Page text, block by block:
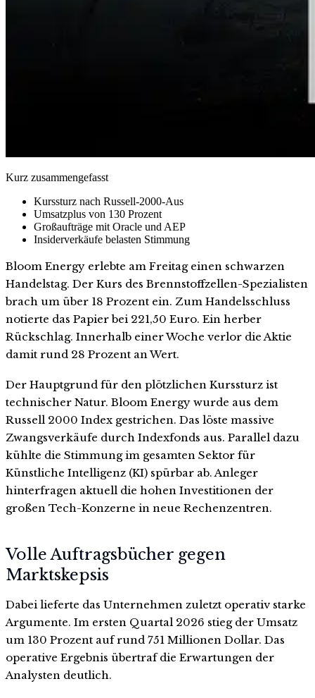
Kurz zusammengefasst
Kurssturz nach Russell-2000-Aus
Umsatzplus von 130 Prozent
Großaufträge mit Oracle und AEP
Insiderverkäufe belasten Stimmung
Bloom Energy erlebte am Freitag einen schwarzen
Handelstag. Der Kurs des Brennstoffzellen-Spezialisten
brach um über 18 Prozent ein. Zum Handelsschluss
notierte das Papier bei 221,50 Euro. Ein herber
Rückschlag. Innerhalb einer Woche verlor die Aktie
damit rund 28 Prozent an Wert.
Der Hauptgrund für den plötzlichen Kurssturz ist
technischer Natur. Bloom Energy wurde aus dem
Russell 2000 Index gestrichen. Das löste massive
Zwangsverkäufe durch Indexfonds aus. Parallel dazu
kühlte die Stimmung im gesamten Sektor für
Künstliche Intelligenz (KI) spürbar ab. Anleger
hinterfragen aktuell die hohen Investitionen der
großen Tech-Konzerne in neue Rechenzentren.
Volle Auftragsbücher gegen
Marktskepsis
Dabei lieferte das Unternehmen zuletzt operativ starke
Argumente. Im ersten Quartal 2026 stieg der Umsatz
um 130 Prozent auf rund 751 Millionen Dollar. Das
operative Ergebnis übertraf die Erwartungen der
Analysten deutlich.